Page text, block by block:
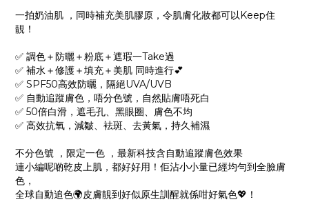
一拍奶油肌 ，同時補充美肌膠原，令肌膚化妝都可以Keep住
靚！
✅ 調色＋防曬＋粉底＋遮瑕一Take過
✅ 補水＋修護＋填充＋美肌 同時進行💕
✅ SPF50高效防曬，隔絕UVA/UVB
✅ 自動追蹤膚色，唔分色號，自然貼膚唔死白
✅ 50倍白滑，遮毛孔、黑眼圈、膚色不均
✅ 高效抗氧，減皺、袪斑、去黃氣，持久補濕
不分色號 ，限定一色 ，最新科技含自動追蹤膚色效果
連小編呢啲乾皮上肌，都好好用！佢沾小小量已經均勻到全臉膚
色，
全球自動追色🌍皮膚靚到好似原生訓醒就係咁好氣色💖！